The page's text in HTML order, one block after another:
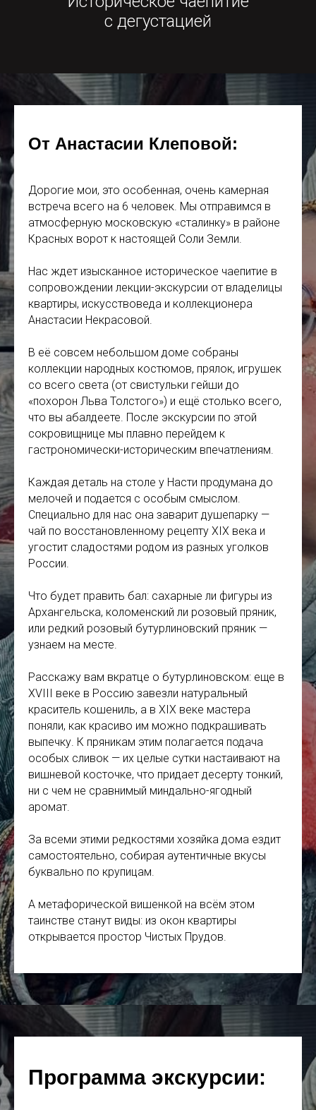
с дегустацией
От Анастасии Клеповой:
Дорогие мои, это особенная, очень камерная
встреча всего на 6 человек. Мы отправимся в
атмосферную московскую «сталинку» в районе
Красных ворот к настоящей Соли Земли.
Нас ждет изысканное историческое чаепитие в
сопровождении лекции-экскурсии от владелицы
квартиры, искусствоведа и коллекционера
Анастасии Некрасовой.
В её совсем небольшом доме собраны
коллекции народных костюмов, прялок, игрушек
со всего света (от свистульки гейши до
«похорон Льва Толстого») и ещё столько всего,
что вы абалдеете. После экскурсии по этой
сокровищнице мы плавно перейдем к
гастрономически-историческим впечатлениям.
Каждая деталь на столе у Насти продумана до
мелочей и подается с особым смыслом.
Специально для нас она заварит душепарку —
чай по восстановленному рецепту XIX века и
угостит сладостями родом из разных уголков
России.
Что будет править бал: сахарные ли фигуры из
Архангельска, коломенский ли розовый пряник,
или редкий розовый бутурлиновский пряник —
узнаем на месте.
Расскажу вам вкратце о бутурлиновском: еще в
XVIII веке в Россию завезли натуральный
краситель кошениль, а в XIX веке мастера
поняли, как красиво им можно подкрашивать
выпечку. К пряникам этим полагается подача
особых сливок — их целые сутки настаивают на
вишневой косточке, что придает десерту тонкий,
ни с чем не сравнимый миндально-ягодный
аромат.
За всеми этими редкостями хозяйка дома ездит
самостоятельно, собирая аутентичные вкусы
буквально по крупицам.
А метафорической вишенкой на всём этом
таинстве станут виды: из окон квартиры
открывается простор Чистых Прудов.
Программа экскурсии: